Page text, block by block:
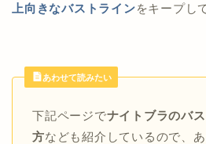
上向きなバストラインをキープし
あわせて読みたい
下記ページでナイトブラのバ
方なども紹介しているので、